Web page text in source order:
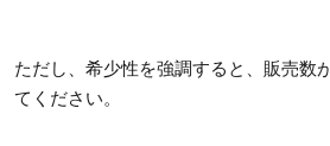
ただし、希少性を強調すると、販売数
てください。